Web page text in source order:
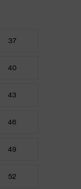
37
40
43
46
49
52